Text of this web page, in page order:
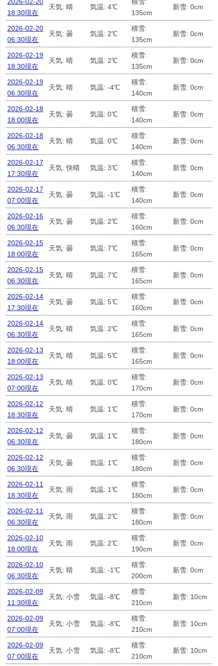
18:30現在
天気: 晴 気温: 4℃
135cm
新雪: 0cm
2026-02-20
06:30現在
天気: 曇 気温: 2℃
積雪:
135cm
新雪: 0cm
2026-02-19
18:30現在
天気: 晴 気温: 2℃
積雪:
135cm
新雪: 0cm
2026-02-19
06:30現在
天気: 晴 気温: -4℃
積雪:
140cm
新雪: 0cm
2026-02-18
18:00現在
天気: 曇 気温: 0℃
積雪:
140cm
新雪: 0cm
2026-02-18
06:30現在
天気: 晴 気温: 0℃
積雪:
140cm
新雪: 0cm
2026-02-17
17:30現在
天気: 快晴 気温: 3℃
積雪:
140cm
新雪: 0cm
2026-02-17
07:00現在
天気: 曇 気温: -1℃
積雪:
140cm
新雪: 0cm
2026-02-16
06:30現在
天気: 曇 気温: 2℃
積雪:
160cm
新雪: 0cm
2026-02-15
18:00現在
天気: 曇 気温: 7℃
積雪:
165cm
新雪: 0cm
2026-02-15
06:30現在
天気: 晴 気温: 7℃
積雪:
165cm
新雪: 0cm
2026-02-14
17:30現在
天気: 曇 気温: 5℃
積雪:
160cm
新雪: 0cm
2026-02-14
06:30現在
天気: 晴 気温: 2℃
積雪:
165cm
新雪: 0cm
2026-02-13
18:00現在
天気: 晴 気温: 5℃
積雪:
165cm
新雪: 0cm
2026-02-13
07:00現在
天気: 晴 気温: 0℃
積雪:
170cm
新雪: 0cm
2026-02-12
18:30現在
天気: 晴 気温: 1℃
積雪:
170cm
新雪: 0cm
2026-02-12
06:30現在
天気: 曇 気温: 1℃
積雪:
180cm
新雪: 0cm
2026-02-12
06:30現在
天気: 曇 気温: 1℃
積雪:
180cm
新雪: 0cm
2026-02-11
18:30現在
天気: 雨 気温: 1℃
積雪:
180cm
新雪: 0cm
2026-02-11
06:30現在
天気: 雨 気温: 2℃
積雪:
180cm
新雪: 0cm
2026-02-10
18:00現在
天気: 雨 気温: 2℃
積雪:
190cm
新雪: 0cm
2026-02-10
06:30現在
天気: 晴 気温: -1℃
積雪:
200cm
新雪: 0cm
2026-02-09
11:30現在
天気: 小雪 気温: -8℃
積雪:
210cm
新雪: 10cm
2026-02-09
07:00現在
天気: 小雪 気温: -8℃
積雪:
210cm
新雪: 10cm
2026-02-09
07:00現在
天気: 小雪 気温: -8℃
積雪:
210cm
新雪: 10cm